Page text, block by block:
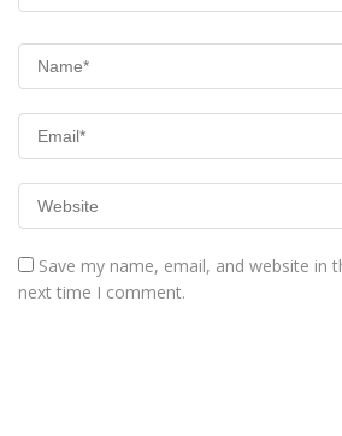
Save my name, email, and website in
next time I comment.